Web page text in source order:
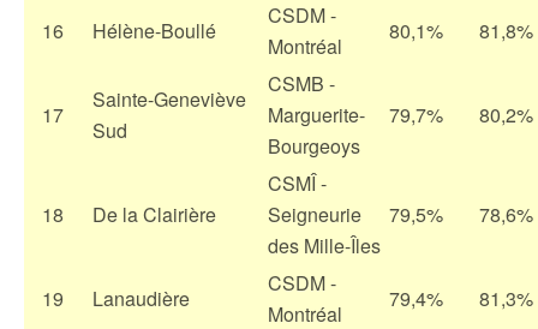
16 Hélène-Boullé
CSDM -
Montréal
80,1% 81,8%
17
Sainte-Geneviève
Sud
CSMB -
Marguerite-
Bourgeoys
79,7% 80,2%
18 De la Clairière
CSMÎ -
Seigneurie
des Mille-Îles
79,5% 78,6%
19 Lanaudière
CSDM -
Montréal
79,4% 81,3%